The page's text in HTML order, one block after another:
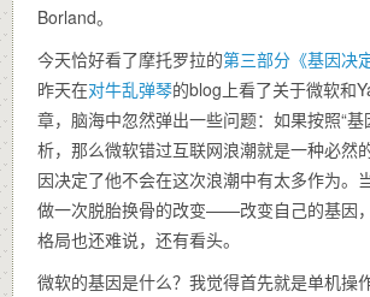
Borland。
今天恰好看了摩托罗拉的第三部分《基因决
昨天在对牛乱弹琴的blog上看了关于微软和
章，脑海中忽然弹出一些问题：如果按照“基
析，那么微软错过互联网浪潮就是一种必然
因决定了他不会在这次浪潮中有太多作为。
做一次脱胎换骨的改变——改变自己的基因
格局也还难说，还有看头。
微软的基因是什么？我觉得首先就是单机操